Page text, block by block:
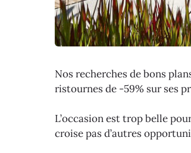
Nos recherches de bons
ristournes de -59% sur ses
L’occasion est trop belle
croise pas d’autres